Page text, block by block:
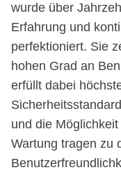
wurde über
Erfahrung und
perfektioniert. Sie
hohen Grad an
erfüllt dabei
und die
Wartung tragen zu